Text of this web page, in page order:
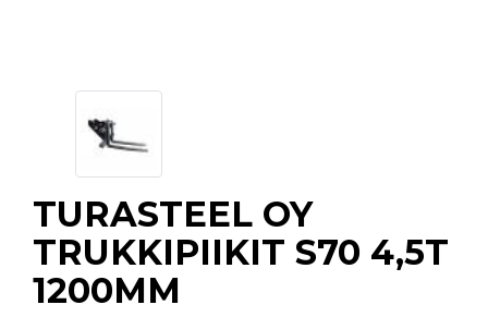
TURASTEEL OY
TRUKKIPIIKIT S70 4,5T
1200MM